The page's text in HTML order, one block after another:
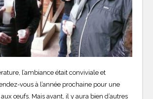
l’ambiance était conviviale et
vous à l’année prochaine pour une
œufs. Mais avant, il y aura bien d’autres